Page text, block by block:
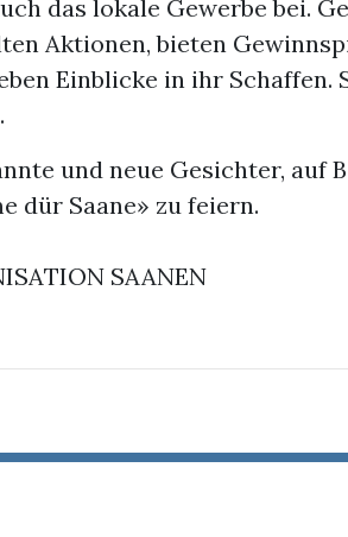
das lokale Gewerbe bei.
Aktionen, bieten
Einblicke in ihr Schaffen.
und neue Gesichter, auf
dür Saane» zu feiern.
SAANEN